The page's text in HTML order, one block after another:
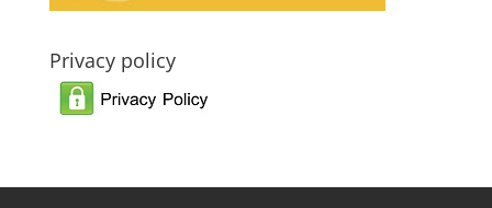
Privacy policy